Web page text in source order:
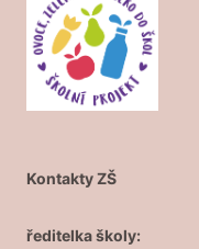
Kontakty ZŠ
ředitelka školy: